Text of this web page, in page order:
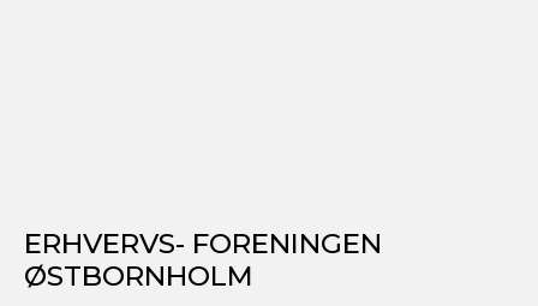
ERHVERVS- FORENINGEN
ØSTBORNHOLM